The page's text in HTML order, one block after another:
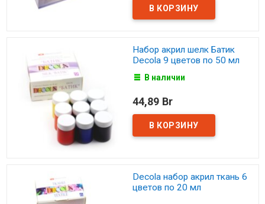
Набор акрил шелк Батик
Decola 9 цветов по 50 мл
В наличии
44,89 Br
Decola набор акрил ткань 6
цветов по 20 мл